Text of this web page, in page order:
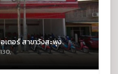
ตอร์ สาขาวังสะพุง